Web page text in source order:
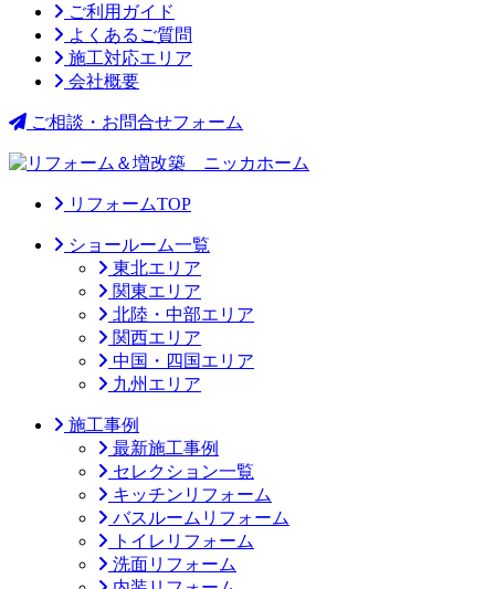
ご利用ガイド
よくあるご質問
施工対応エリア
会社概要
ご相談・お問合せフォーム
リフォームTOP
ショールーム一覧
東北エリア
関東エリア
北陸・中部エリア
関西エリア
中国・四国エリア
九州エリア
施工事例
最新施工事例
セレクション一覧
キッチンリフォーム
バスルームリフォーム
トイレリフォーム
洗面リフォーム